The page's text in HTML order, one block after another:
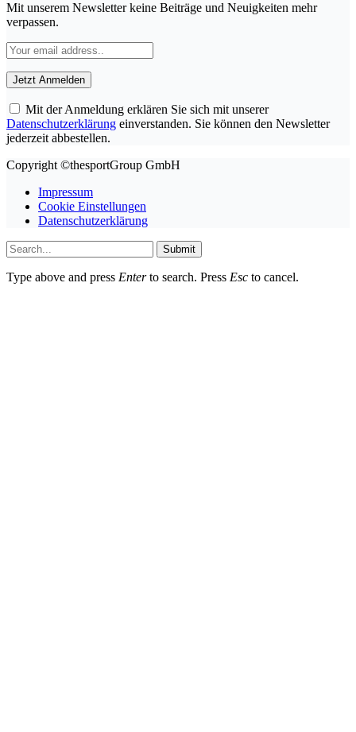
Mit unserem Newsletter keine Beiträge und Neuigkeiten mehr
verpassen.
Mit der Anmeldung erklären Sie sich mit unserer
Datenschutzerklärung einverstanden. Sie können den Newsletter
jederzeit abbestellen.
Copyright ©thesportGroup GmbH
Impressum
Cookie Einstellungen
Datenschutzerklärung
Submit
Type above and press Enterto search. Press Esc to cancel.